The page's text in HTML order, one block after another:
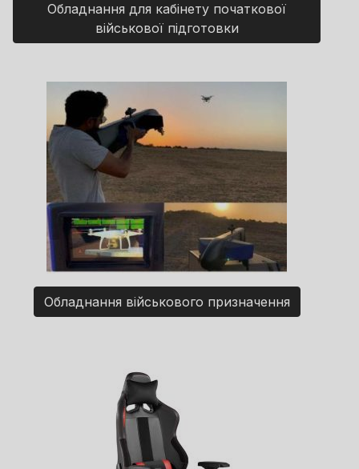
Обладнання для кабінету початкової
військової підготовки
Обладнання військового призначення